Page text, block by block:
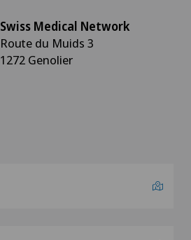
Swiss Medical Network
Route du Muids 3
1272 Genolier